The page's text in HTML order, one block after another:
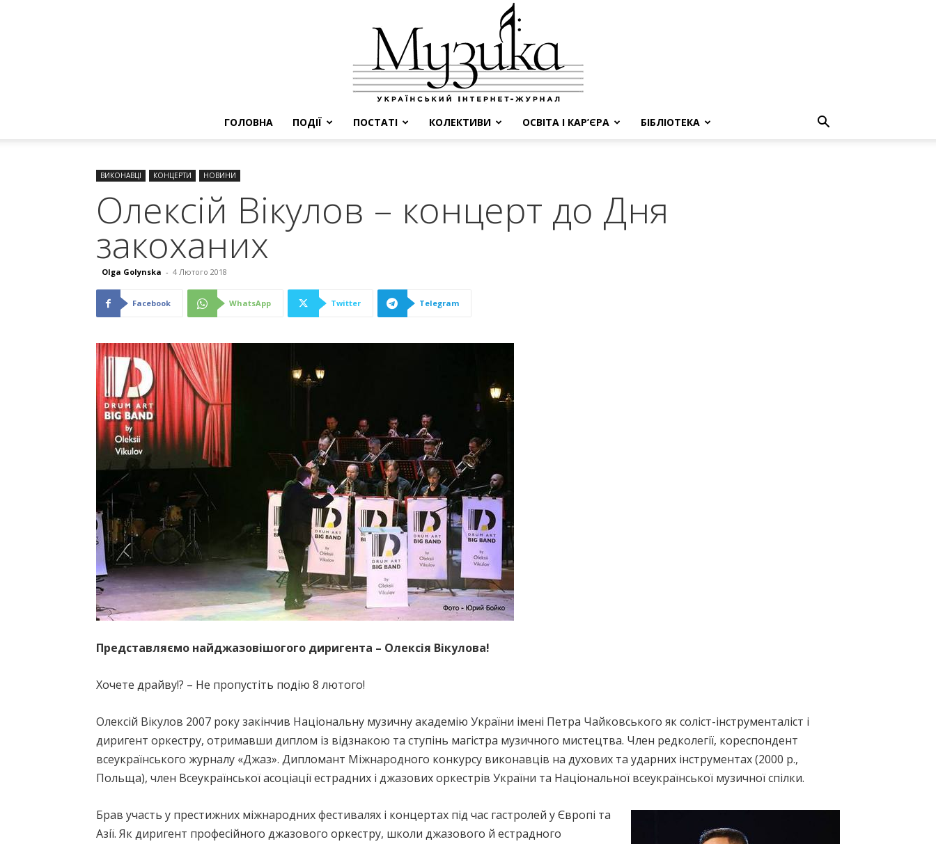
ГОЛОВНА ПОДІЇ ПОСТАТІ КОЛЕКТИВИ ОСВІТА І КАР’ЄРА БІБЛІОТЕКА
ВИКОНАВЦІ КОНЦЕРТИ НОВИНИ
Олексій Вікулов – концерт до Дня
закоханих
Olga Golynska - 4 Лютого 2018
Facebook WhatsApp Twitter Telegram
Представляємо найджазовішогого диригента – Олексія Вікулова!
Хочете драйву!? – Не пропустіть подію 8 лютого!
Олексій Вікулов 2007 року закінчив Національну музичну академію України імені Петра Чайковського як соліст-інструменталіст і
диригент оркестру, отримавши диплом із відзнакою та ступінь магістра музичного мистецтва. Член редколегії, кореспондент
всеукраїнського журналу «Джаз». Дипломант Міжнародного конкурсу виконавців на духових та ударних інструментах (2000 р.,
Польща), член Всеукраїнської асоціації естрадних і джазових оркестрів України та Національної всеукраїнської музичної спілки.
Брав участь у престижних міжнародних фестивалях і концертах під час гастролей у Європі та
Азії. Як диригент професійного джазового оркестру, школи джазового й естрадного